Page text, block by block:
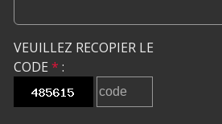
VEUILLEZ RECOPIER LE
CODE * :